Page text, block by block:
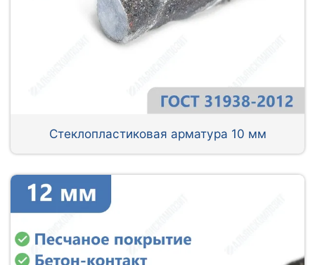
Стеклопластиковая арматура 10 мм